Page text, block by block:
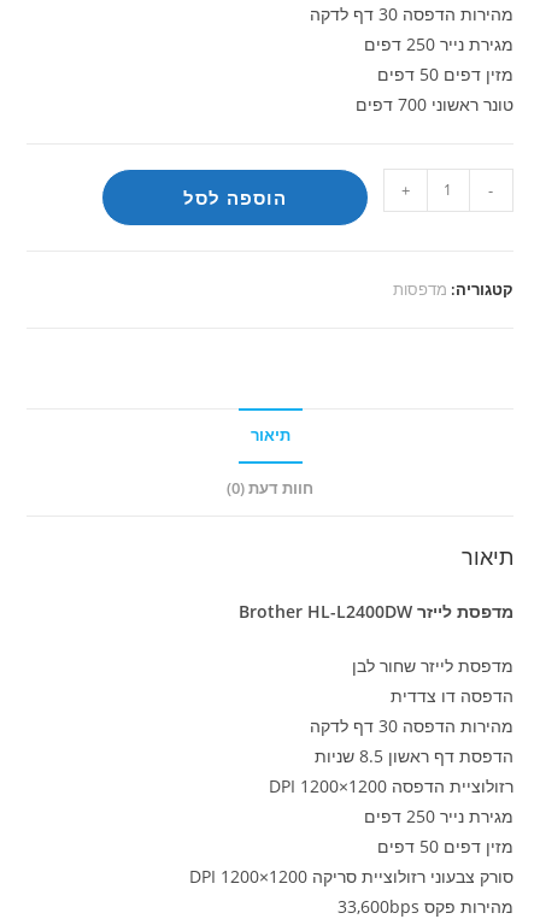
מהירות הדפסה 30 דף לדקה
מגירת נייר 250 דפים
מזין דפים 50 דפים
טונר ראשוני 700 דפים
של
Brother
-
+ הוספה לסל
קטגוריה: מדפסות
תיאור
חוות דעת (0)
תיאור
מדפסת לייזר Brother HL-L2400DW
מדפסת לייזר שחור לבן
הדפסה דו צדדית
מהירות הדפסה 30 דף לדקה
הדפסת דף ראשון 8.5 שניות
רזולוציית הדפסה 1200×1200 DPI
מגירת נייר 250 דפים
מזין דפים 50 דפים
סורק צבעוני רזולוציית סריקה 1200×1200 DPI
מהירות פקס 33,600bps